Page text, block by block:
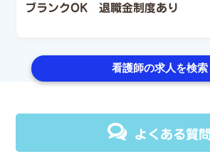
ブランクOK 退職金制度あり
看護師の求人を検索
よくある質問